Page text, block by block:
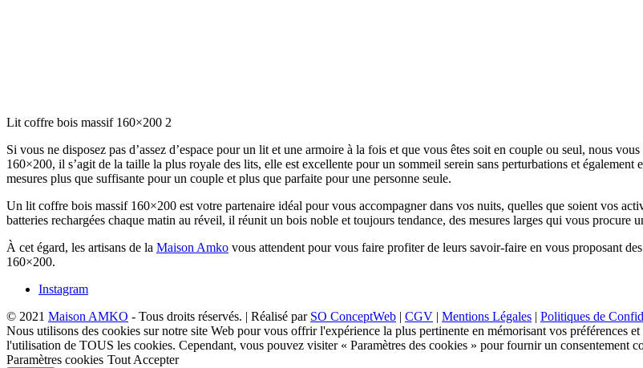
Lit coffre bois massif 160×200 2
Si vous ne disposez pas d’assez d’espace pour un lit et une armoire à la fois et que vous êtes soit en couple ou seul, nous
160×200, il s’agit de la taille la plus royale des lits, elle est excellente pour un sommeil serein sans perturbations et
mesures plus que suffisante pour un couple et plus que parfaite pour une personne seule.
Un lit coffre bois massif 160×200 est votre partenaire idéal pour vous accompagner dans vos nuits, quelles que soient vos
batteries rechargées chaque matin au réveil, il réunit un bois noble et toujours tendance, des mesures larges qui vous procure
À cet égard, les artisans de la Maison Amko vous attendent pour vous faire profiter de leurs savoir-faire en vous proposant
160×200.
Instagram
© 2021 Maison AMKO - Tous droits réservés. | Réalisé par SO ConceptWeb | CGV | Mentions Légales | Politiques de
Nous utilisons des cookies sur notre site Web pour vous offrir l'expérience la plus pertinente en mémorisant vos préférences
l'utilisation de TOUS les cookies. Cependant, vous pouvez visiter « Paramètres des cookies » pour fournir un consentement
Paramètres cookies Tout Accepter